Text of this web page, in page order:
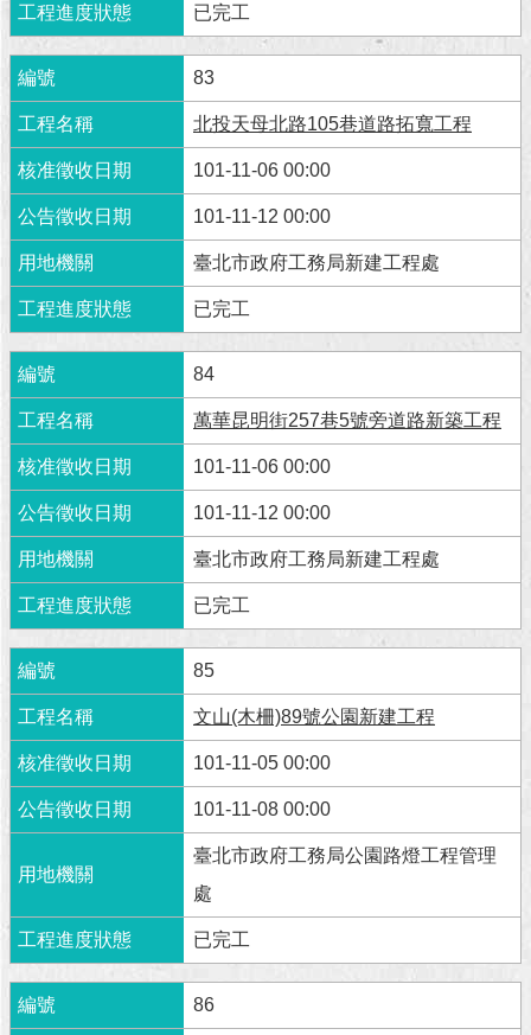
互
活
動
主
題
館
回
頁
網
站
導
覽
English
常
問
答
即
時
新
聞
澄
清
語
彙
台
北
已完工
83
北投天母北路105巷道路拓寬工程
101-11-06 00:00
101-11-12 00:00
臺北市政府工務局新建工程處
已完工
84
萬華昆明街257巷5號旁道路新築工程
101-11-06 00:00
101-11-12 00:00
臺北市政府工務局新建工程處
已完工
85
文山(木柵)89號公園新建工程
101-11-05 00:00
101-11-08 00:00
臺北市政府工務局公園路燈工程管理
處
已完工
86